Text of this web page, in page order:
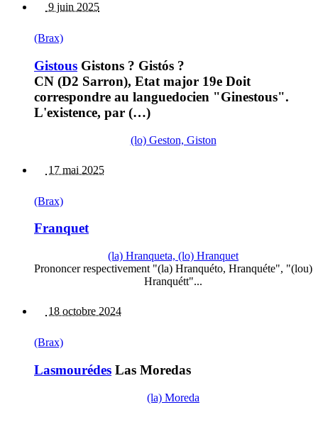
9 juin 2025
(Brax)
Gistous Gistons ? Gistós ?
CN (D2 Sarron), Etat major 19e Doit
correspondre au languedocien "Ginestous".
L'existence, par (…)
(lo) Geston, Giston
17 mai 2025
(Brax)
Franquet
(la) Hranqueta, (lo) Hranquet
Prononcer respectivement "(la) Hranquéto, Hranquéte", "(lou)
Hranquétt"...
18 octobre 2024
(Brax)
Lasmourédes Las Moredas
(la) Moreda